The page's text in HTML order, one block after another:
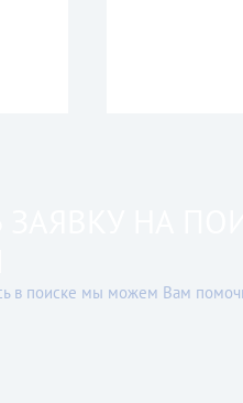
в поиске мы можем Вам